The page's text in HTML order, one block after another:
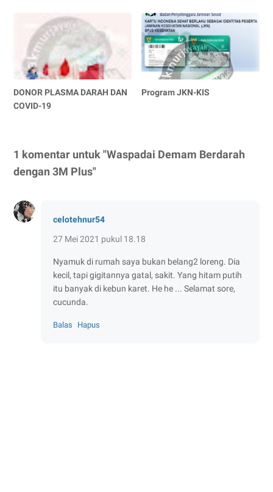
DONOR PLASMA DARAH DAN
COVID-19
Program JKN-KIS
1 komentar untuk "Waspadai Demam Berdarah
dengan 3M Plus"
celotehnur54
27 Mei 2021 pukul 18.18
Nyamuk di rumah saya bukan belang2 loreng. Dia
kecil, tapi gigitannya gatal, sakit. Yang hitam putih
itu banyak di kebun karet. He he ... Selamat sore,
cucunda.
Balas Hapus